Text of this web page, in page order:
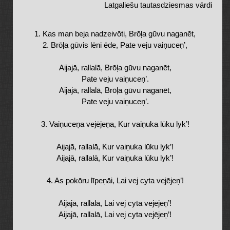
Latgaliešu tautasdziesmas vārdi
1. Kas man beja nadzeivōti, Brōļa gūvu naganēt,
2. Brōļa gūvis lēni ēde, Pate veju vaiņuceņ’,
Aijajā, rallalā, Brōļa gūvu naganēt,
Pate veju vaiņuceņ’.
Aijajā, rallalā, Brōļa gūvu naganēt,
Pate veju vaiņuceņ’.
3. Vaiņuceņa vejējeņa, Kur vaiņuka lūku lyk’!
Aijajā, rallalā, Kur vaiņuka lūku lyk’!
Aijajā, rallalā, Kur vaiņuka lūku lyk’!
4. As pokōru līpeņāi, Lai vej cyta vejējeņ’!
Aijajā, rallalā, Lai vej cyta vejējeņ’!
Aijajā, rallalā, Lai vej cyta vejējeņ’!